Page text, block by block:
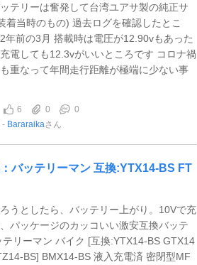
テリーは奮発して台湾ユアサ製の純正サ
着当時のもの) 過去ログを確認したとこ
年前の3月 搭載時は電圧が12.90vもあった
電しても12.3vがいいところです コロナ禍
重なって年間走行距離が極端に少ない事
6 0
0
Bararaikaさん
バッテリーマン 互換:YTX14-BS FT
うとしたら、バッテリー上がり。10Vで充
パッケージのカッコいい激安互換バッテ
テリーマン バイク [互換:YTX14-BS GTX14
BS] BMX14-BS 液入充電済 密閉型MF